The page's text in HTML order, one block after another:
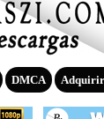
DMCA